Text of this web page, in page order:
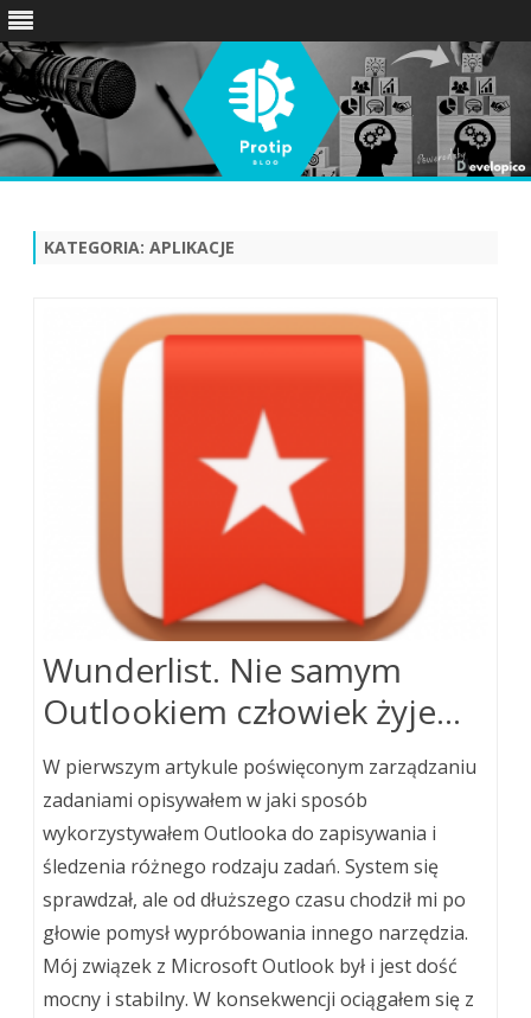
KATEGORIA: APLIKACJE
Wunderlist. Nie samym
Outlookiem człowiek żyje…
W pierwszym artykule poświęconym zarządzaniu
zadaniami opisywałem w jaki sposób
wykorzystywałem Outlooka do zapisywania i
śledzenia różnego rodzaju zadań. System się
sprawdzał, ale od dłuższego czasu chodził mi po
głowie pomysł wypróbowania innego narzędzia.
Mój związek z Microsoft Outlook był i jest dość
mocny i stabilny. W konsekwencji ociągałem się z